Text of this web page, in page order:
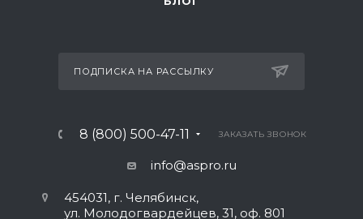
ПОДПИСКА НА РАССЫЛКУ
8 (800) 500-47-11 ЗАКАЗАТЬ ЗВОНОК
info@aspro.ru
454031, г. Челябинск,
ул. Молодогвардейцев, 31, оф. 801